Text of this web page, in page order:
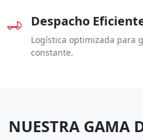
Despacho
Logística optimizada para
constante.
NUESTRA GAMA